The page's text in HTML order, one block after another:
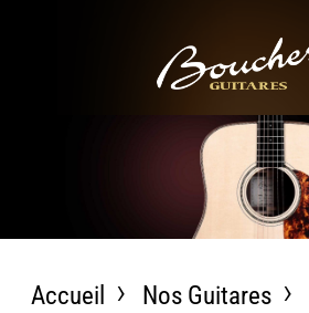
Accueil Nos Guitares